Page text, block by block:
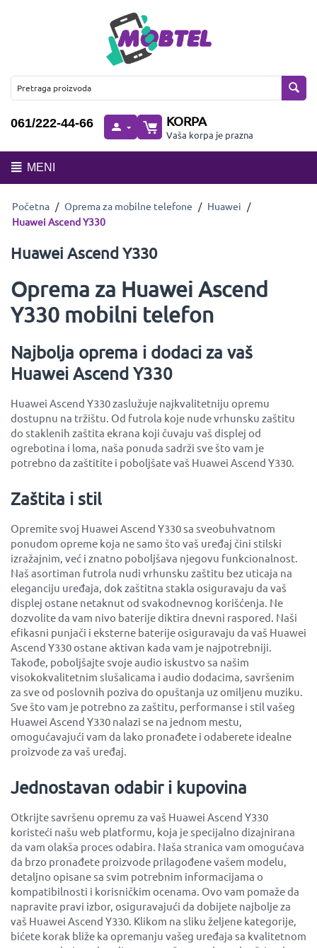
061/222-44-66 KORPA
Vaša korpa je prazna
MENI
Početna / Oprema za mobilne telefone / Huawei /
Huawei Ascend Y330
Huawei Ascend Y330
Oprema za Huawei Ascend
Y330 mobilni telefon
Najbolja oprema i dodaci za vaš
Huawei Ascend Y330
Huawei Ascend Y330 zaslužuje najkvalitetniju opremu
dostupnu na tržištu. Od futrola koje nude vrhunsku zaštitu
do staklenih zaštita ekrana koji čuvaju vaš displej od
ogrebotina i loma, naša ponuda sadrži sve što vam je
potrebno da zaštitite i poboljšate vaš Huawei Ascend Y330.
Zaštita i stil
Opremite svoj Huawei Ascend Y330 sa sveobuhvatnom
ponudom opreme koja ne samo što vaš uređaj čini stilski
izražajnim, već i znatno poboljšava njegovu funkcionalnost.
Naš asortiman futrola nudi vrhunsku zaštitu bez uticaja na
eleganciju uređaja, dok zaštitna stakla osiguravaju da vaš
displej ostane netaknut od svakodnevnog korišćenja. Ne
dozvolite da vam nivo baterije diktira dnevni raspored. Naši
efikasni punjači i eksterne baterije osiguravaju da vaš Huawei
Ascend Y330 ostane aktivan kada vam je najpotrebniji.
Takođe, poboljšajte svoje audio iskustvo sa našim
visokokvalitetnim slušalicama i audio dodacima, savršenim
za sve od poslovnih poziva do opuštanja uz omiljenu muziku.
Sve što vam je potrebno za zaštitu, performanse i stil vašeg
Huawei Ascend Y330 nalazi se na jednom mestu,
omogućavajući vam da lako pronađete i odaberete idealne
proizvode za vaš uređaj.
Jednostavan odabir i kupovina
Otkrijte savršenu opremu za vaš Huawei Ascend Y330
koristeći našu web platformu, koja je specijalno dizajnirana
da vam olakša proces odabira. Naša stranica vam omogućava
da brzo pronađete proizvode prilagođene vašem modelu,
detaljno opisane sa svim potrebnim informacijama o
kompatibilnosti i korisničkim ocenama. Ovo vam pomaže da
napravite pravi izbor, osiguravajući da dobijete najbolje za
vaš Huawei Ascend Y330. Klikom na sliku željene kategorije,
bićete korak bliže ka opremanju vašeg uređaja sa kvalitetnom